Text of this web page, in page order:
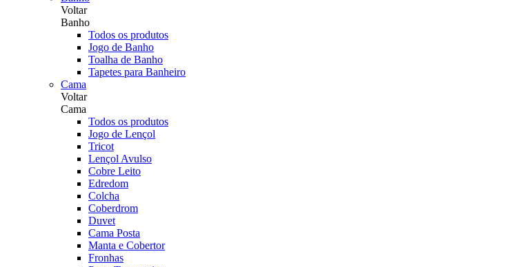
Voltar
Banho
Todos os produtos
Jogo de Banho
Toalha de Banho
Tapetes para Banheiro
Cama
Voltar
Cama
Todos os produtos
Jogo de Lençol
Tricot
Lençol Avulso
Cobre Leito
Edredom
Colcha
Coberdrom
Duvet
Cama Posta
Manta e Cobertor
Fronhas